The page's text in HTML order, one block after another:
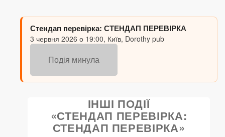
Стендап перевірка: СТЕНДАП ПЕРЕВІРКА
3 червня 2026 о 19:00, Київ, Dorothy pub
Подія минула
ІНШІ ПОДІЇ
«СТЕНДАП ПЕРЕВІРКА:
СТЕНДАП ПЕРЕВІРКА»